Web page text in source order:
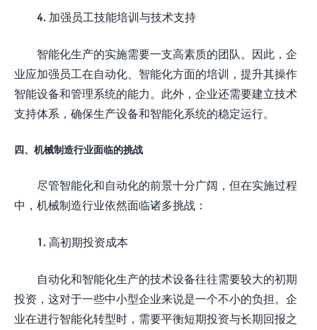
4. 加强员工技能培训与技术支持
智能化生产的实施需要一支高素质的团队。因此，企
业应加强员工在自动化、智能化方面的培训，提升其操作
智能设备和管理系统的能力。此外，企业还需要建立技术
支持体系，确保生产设备和智能化系统的稳定运行。
四、机械制造行业面临的挑战
尽管智能化和自动化的前景十分广阔，但在实施过程
中，机械制造行业依然面临诸多挑战：
1. 高初期投资成本
自动化和智能化生产的技术设备往往需要较大的初期
投资，这对于一些中小型企业来说是一个不小的负担。企
业在进行智能化转型时，需要平衡短期投资与长期回报之